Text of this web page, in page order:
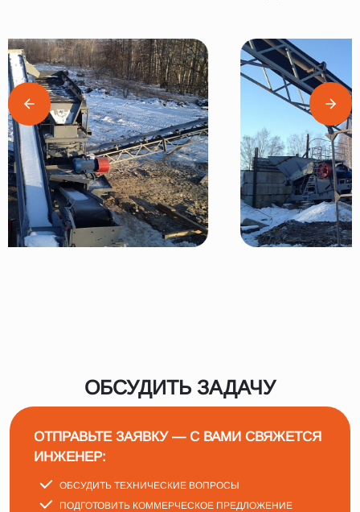
ОБСУДИТЬ ЗАДАЧУ
ОТПРАВЬТЕ ЗАЯВКУ — С ВАМИ СВЯЖЕТСЯ
ИНЖЕНЕР:
ОБСУДИТЬ ТЕХНИЧЕСКИЕ ВОПРОСЫ
ПОДГОТОВИТЬ КОММЕРЧЕСКОЕ ПРЕДЛОЖЕНИЕ